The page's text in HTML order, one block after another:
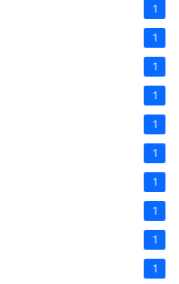
1
1
1
1
1
1
1
1
1
1